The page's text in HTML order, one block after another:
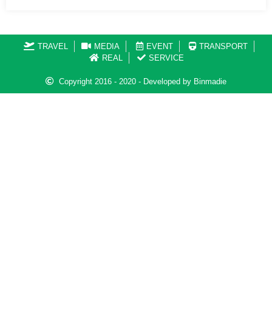
Copyright 2016 - 2020 - Developed by Binmadie
TRAVEL MEDIA EVENT
TRANSPORT
REAL
SERVICE